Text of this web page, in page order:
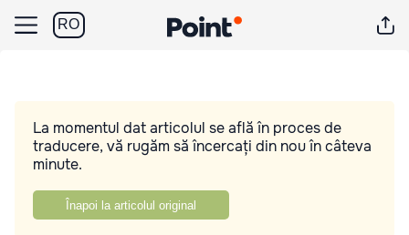
RO
La momentul dat articolul se află în proces de
traducere, vă rugăm să încercați din nou în câteva
minute.
Înapoi la articolul original